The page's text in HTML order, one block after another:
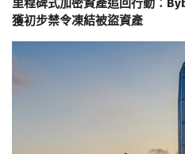
里程碑式加密資產追回行動：
獲初步禁令凍結被盜資產